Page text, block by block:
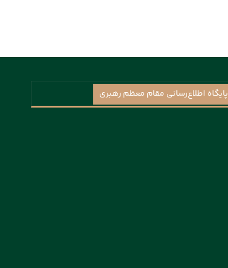
پايگاه اطلاع‌رسانی مقام معظم رهبری